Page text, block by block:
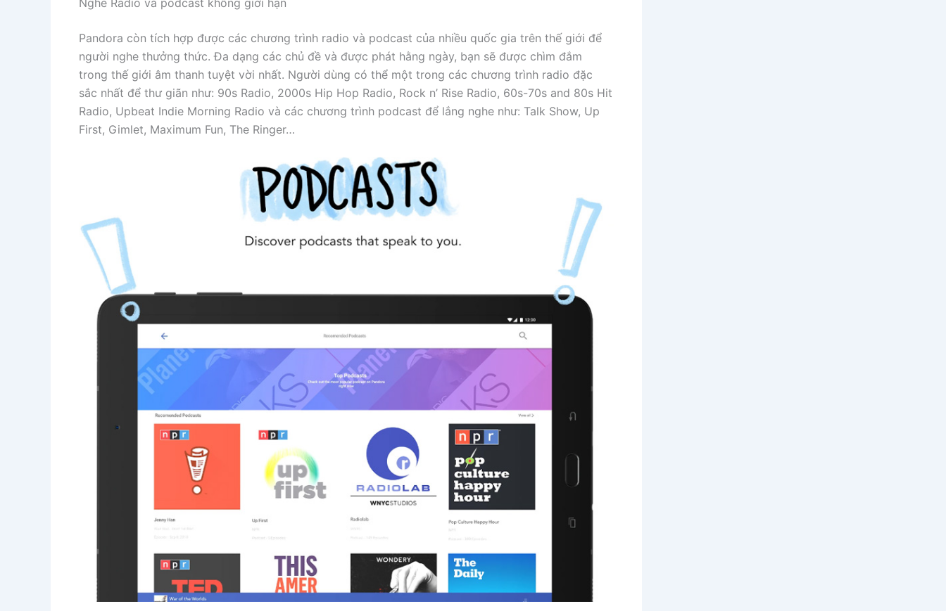
Nghe Radio và podcast không giới hạn
Pandora còn tích hợp được các chương trình radio và podcast của nhiều quốc gia trên thế giới để
người nghe thưởng thức. Đa dạng các chủ đề và được phát hằng ngày, bạn sẽ được chìm đắm
trong thế giới âm thanh tuyệt vời nhất. Người dùng có thể một trong các chương trình radio đặc
sắc nhất để thư giãn như: 90s Radio, 2000s Hip Hop Radio, Rock n’ Rise Radio, 60s-70s and 80s Hit
Radio, Upbeat Indie Morning Radio và các chương trình podcast để lắng nghe như: Talk Show, Up
First, Gimlet, Maximum Fun, The Ringer…